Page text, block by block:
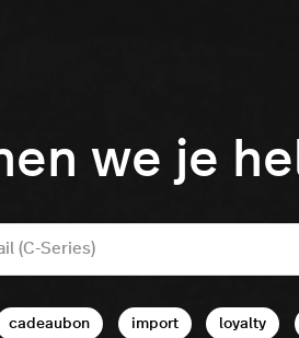
we je
cadeaubon import loyalty